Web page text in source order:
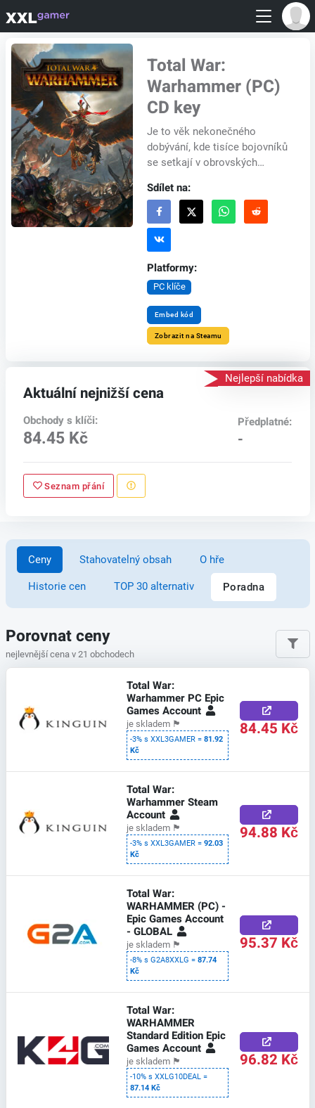
Total War:
Warhammer (PC)
CD key
Je to věk nekonečného
dobývání, kde tisíce bojovníků
se setkají v obrovských
světem. Kromě tisíců
bojovníků setkáte na bojišti...
Sdílet na:
Platformy:
PC klíče
Embed kód
Zobrazit na Steamu
Nejlepší nabídka
Aktuální nejnižší cena
Obchody s klíči:
84.45 Kč
Předplatné:
-
Seznam přání
Ceny Stahovatelný obsah O hře
Historie cen TOP 30 alternativ Poradna
Porovnat ceny
nejlevnější cena v 21 obchodech
Total War:
Warhammer PC Epic
Games Account
je skladem 🏴
-3% s XXL3GAMER =81.92
Kč
84.45 Kč
Total War:
Warhammer Steam
Account
je skladem 🏴
-3% s XXL3GAMER =92.03
Kč
94.88 Kč
Total War:
WARHAMMER (PC) -
Epic Games Account
- GLOBAL
je skladem 🏴
-8% s G2A8XXLG =87.74
Kč
95.37 Kč
Total War:
WARHAMMER
Standard Edition Epic
Games Account
je skladem 🏴
-10% s XXLG10DEAL =
87.14 Kč
96.82 Kč